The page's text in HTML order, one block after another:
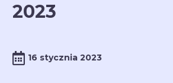
2023
16 stycznia 2023